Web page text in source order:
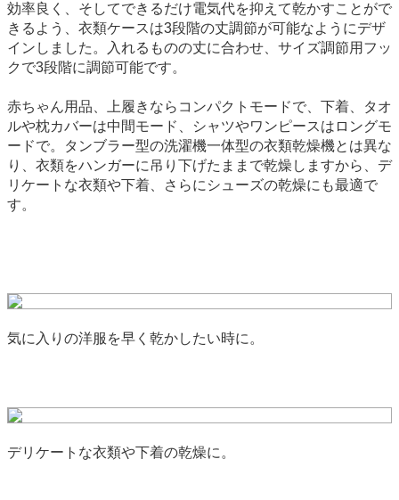
効率良く、そしてできるだけ電気代を抑えて乾かすことがで
きるよう、衣類ケースは3段階の丈調節が可能なようにデザ
インしました。入れるものの丈に合わせ、サイズ調節用フッ
クで3段階に調節可能です。
赤ちゃん用品、上履きならコンパクトモードで、下着、タオ
ルや枕カバーは中間モード、シャツやワンピースはロングモ
ードで。タンブラー型の洗濯機一体型の衣類乾燥機とは異な
り、衣類をハンガーに吊り下げたままで乾燥しますから、デ
リケートな衣類や下着、さらにシューズの乾燥にも最適で
す。
気に入りの洋服を早く乾かしたい時に。
デリケートな衣類や下着の乾燥に。